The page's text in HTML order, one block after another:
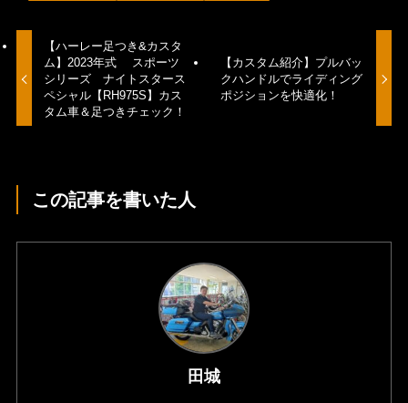
【ハーレー足つき&カスタ
ム】2023年式 スポーツ
シリーズ ナイトスタース
ペシャル【RH975S】カス
タム車＆足つきチェック！
【カスタム紹介】プルバッ
クハンドルでライディング
ポジションを快適化！
この記事を書いた人
田城